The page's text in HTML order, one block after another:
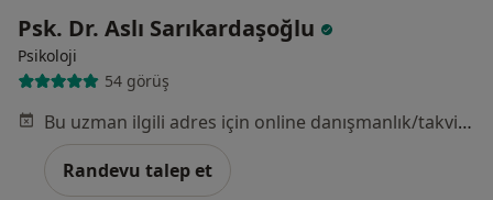
Psk. Dr. Aslı Sarıkardaşoğlu
Psikoloji
54 görüş
Bu uzman ilgili adres için online danışmanlık/takvim sunmuyor.
Randevu talep et